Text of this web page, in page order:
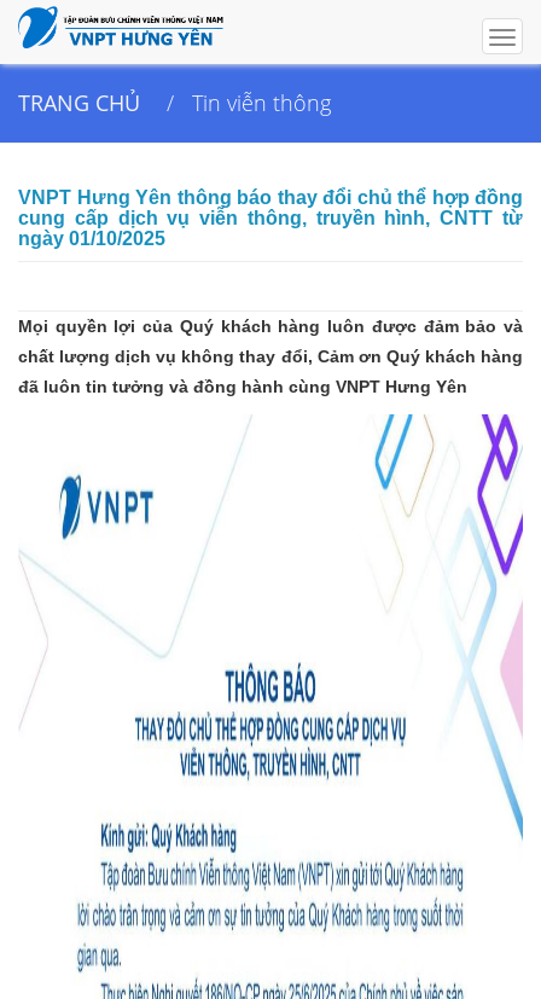
TRANG CHỦ Tin viễn thông
VNPT Hưng Yên thông báo thay đổi chủ thể hợp đồng
cung cấp dịch vụ viễn thông, truyền hình, CNTT từ
ngày 01/10/2025
Mọi quyền lợi của Quý khách hàng luôn được đảm bảo và
chất lượng dịch vụ không thay đổi, Cảm ơn Quý khách hàng
đã luôn tin tưởng và đồng hành cùng VNPT Hưng Yên